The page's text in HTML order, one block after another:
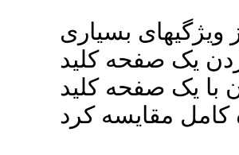
ویژگیهای بسیاری
یک صفحه کلید
یک صفحه کلید